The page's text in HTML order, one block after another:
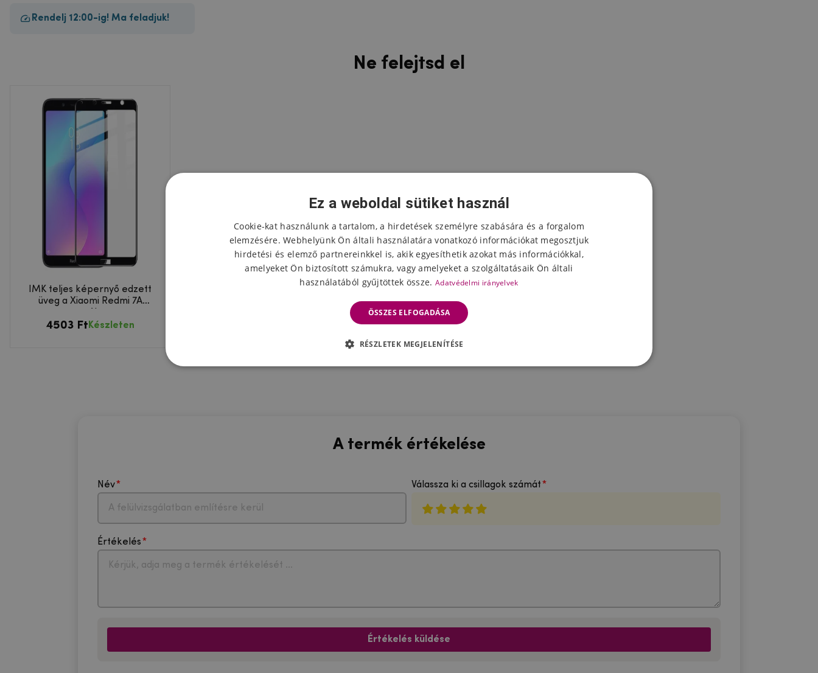
Rendelj 12:00-ig! Ma feladjuk!
Ne felejtsd el
IMK teljes képernyő edzett
üveg a Xiaomi Redmi 7A
4503 Ft Készleten
A termék értékelése
Név Válassza ki a csillagok számát
Értékelés
Értékelés küldése
Ez a weboldal sütiket használ
Cookie-kat használunk a tartalom, a hirdetések személyre szabására és a forgalom
elemzésére. Webhelyünk Ön általi használatára vonatkozó információkat megosztjuk
hirdetési és elemző partnereinkkel is, akik egyesíthetik azokat más információkkal,
amelyeket Ön biztosított számukra, vagy amelyeket a szolgáltatásaik Ön általi
használatából gyűjtöttek össze. Adatvédelmi irányelvek
ÖSSZES ELFOGADÁSA
RÉSZLETEK MEGJELENÍTÉSE